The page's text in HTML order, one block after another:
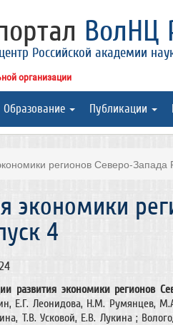
ВолНЦ
Российской академии
организации
Образование Публикации
регионов Северо-Запада
экономики
4
развития экономики регионов
Е.Г. Леонидова, Н.М. Румянцев,
Т.В. Усковой, Е.В. Лукина ;